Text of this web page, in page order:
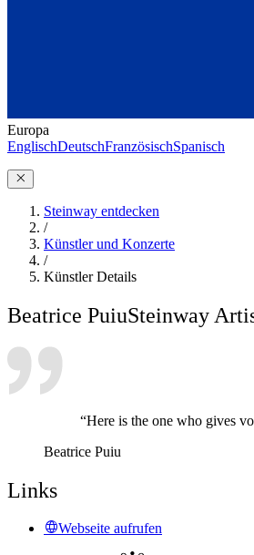
Europa
EnglischDeutschFranzösischSpanisch
Steinway entdecken
/
Künstler und Konzerte
/
Künstler Details
Beatrice PuiuSteinway
“Here is the one who gives
Beatrice Puiu
Links
Webseite aufrufen